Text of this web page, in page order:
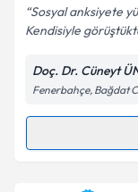
Kişisel
Metni'ni
Sosyal anksiyete
Kendisiyle
Doç. Dr. Cüneyt
Fenerbahçe, Bağdat
Randevu